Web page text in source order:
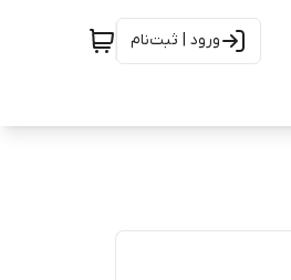
ورود | ثبت‌نام